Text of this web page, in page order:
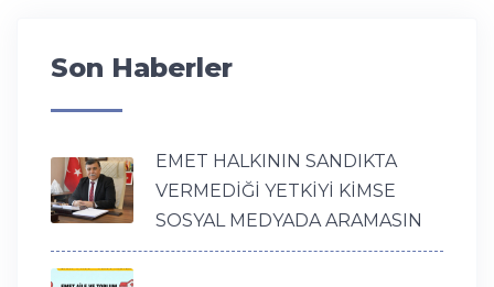
Son Haberler
EMET HALKININ SANDIKTA
VERMEDİĞİ YETKİYİ KİMSE
SOSYAL MEDYADA ARAMASIN